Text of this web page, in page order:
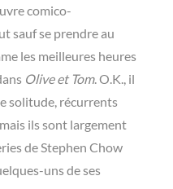
comico-
sauf se prendre au
les meilleures heures
Olive et Tom. O.K., il
solitude, récurrents
ils sont largement
de Stephen Chow
uns de ses